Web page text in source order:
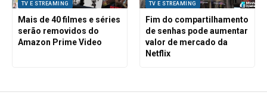
TV E STREAMING
Mais de 40 filmes e séries
serão removidos do
Amazon Prime Video
TV E STREAMING
Fim do compartilhamento
de senhas pode aumentar
valor de mercado da
Netflix